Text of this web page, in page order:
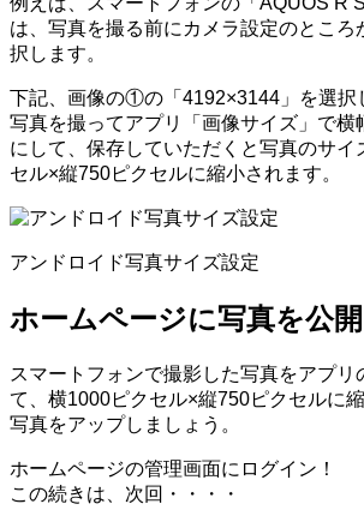
は、写真を撮る前にカメラ設定のところ
択します。
下記、画像の①の「4192×3144」を選択
写真を撮ってアプリ「画像サイズ」で横
にして、保存していただくと写真のサイ
セル×縦750ピクセルに縮小されます。
アンドロイド写真サイズ設定
ホームページに写真を公
スマートフォンで撮影した写真をアプリ
て、横1000ピクセル×縦750ピクセルに
写真をアップしましょう。
ホームページの管理画面にログイン！
この続きは、次回・・・・